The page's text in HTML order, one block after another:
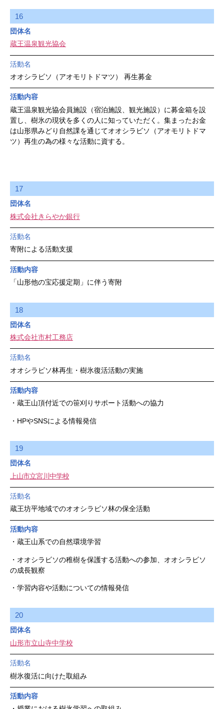
16
団体名
蔵王温泉観光協会
活動名
オオシラビソ（アオモリトドマツ） 再生募金
活動内容
蔵王温泉観光協会員施設（宿泊施設、観光施設）に募金箱を設
置し、樹氷の現状を多くの人に知っていただく。集まったお金
は山形県みどり自然課を通じてオオシラビソ（アオモリトドマ
ツ）再生の為の様々な活動に資する。
17
団体名
株式会社きらやか銀行
活動名
寄附による活動支援
活動内容
「山形他の宝応援定期」に伴う寄附
18
団体名
株式会社市村工務店
活動名
オオシラビソ林再生・樹氷復活活動の実施
活動内容
・蔵王山頂付近での笹刈りサポート活動への協力
・HPやSNSによる情報発信
19
団体名
上山市立宮川中学校
活動名
蔵王坊平地域でのオオシラビソ林の保全活動
活動内容
・蔵王山系での自然環境学習
・オオシラビソの稚樹を保護する活動への参加、オオシラビソ
の成長観察
・学習内容や活動についての情報発信
20
団体名
山形市立山寺中学校
活動名
樹氷復活に向けた取組み
活動内容